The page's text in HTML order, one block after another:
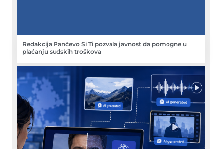
Redakcija Pančevo Si Ti pozvala javnost da pomogne u
plaćanju sudskih troškova